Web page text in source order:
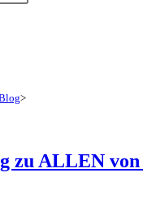
>
zu ALLEN von